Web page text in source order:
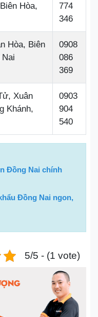
Hòa,
774
346
Hòa, Biên
0908
086
369
Xuân
Khánh,
0903
904
540
Đồng Nai chính
Đồng Nai ngon,
5/5 - (1 vote)